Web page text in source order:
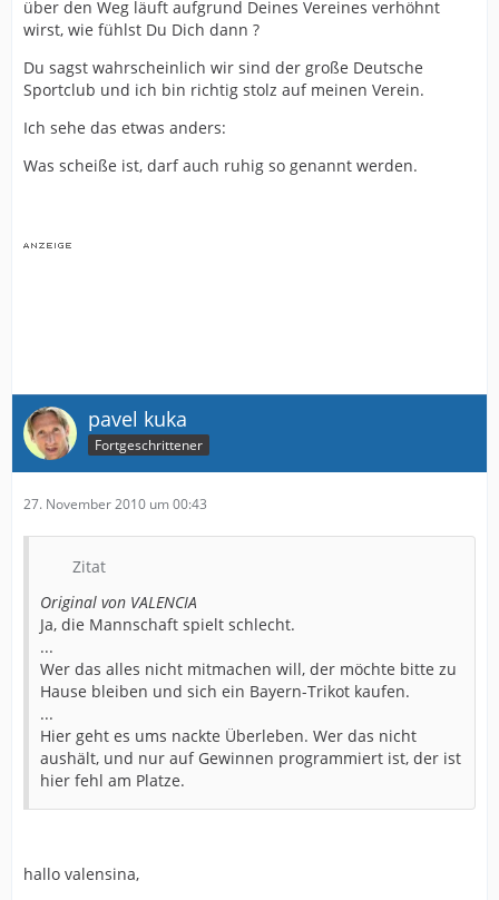
Hertha, Ahlen und Koblenz lassen grüßen!
Deutschen Sport-Club Arminia Bielefeld zu sein.
über den Weg läuft aufgrund Deines Vereines verhöhnt
wirst, wie fühlst Du Dich dann ?
Du sagst wahrscheinlich wir sind der große Deutsche
Sportclub und ich bin richtig stolz auf meinen Verein.
Ich sehe das etwas anders:
Was scheiße ist, darf auch ruhig so genannt werden.
pavel kuka
Fortgeschrittener
27. November 2010 um 00:43
Zitat
Original von VALENCIA
Ja, die Mannschaft spielt schlecht.
...
Wer das alles nicht mitmachen will, der möchte bitte zu
Hause bleiben und sich ein Bayern-Trikot kaufen.
...
Hier geht es ums nackte Überleben. Wer das nicht
aushält, und nur auf Gewinnen programmiert ist, der ist
hier fehl am Platze.
hallo valensina,